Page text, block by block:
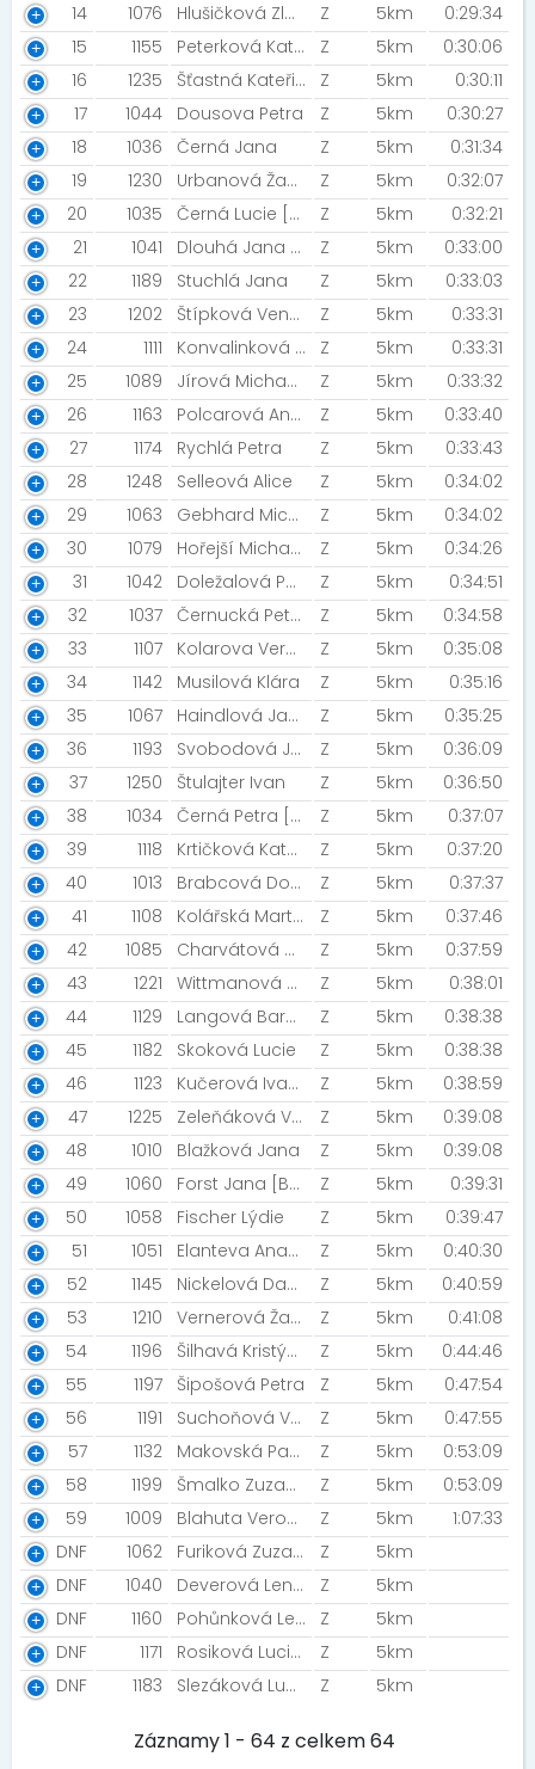
14
1076 Hlušičková Zlata [Třebívky] Z 5km
0:29:34
15
1155 Peterková Kateřina Z 5km
0:30:06
16
1235 Šťastná Kateřina [Yanfeng] Z 5km
0:30:11
17
1044 Dousova Petra Z 5km
0:30:27
18
1036 Černá Jana Z 5km
0:31:34
19
1230 Urbanová Žaneta [SRTG Most] Z 5km
0:32:07
20
1035 Černá Lucie [LASER DOGZ/Unipetrol] Z 5km
0:32:21
21
1041 Dlouhá Jana [Sama] Z 5km
0:33:00
22
1189 Stuchlá Jana Z 5km
0:33:03
23
1202 Štípková Vendula Z 5km
0:33:31
24
1111 Konvalinková Veronika Z 5km
0:33:31
25
1089 Jírová Michaela Z 5km
0:33:32
26
1163 Polcarová Anna [Bellis] Z 5km
0:33:40
27
1174 Rychlá Petra Z 5km
0:33:43
28
1248 Selleová Alice Z 5km
0:34:02
29
1063 Gebhard Michaela Z 5km
0:34:02
30
1079 Hořejší Michaela Z 5km
0:34:26
31
1042 Doležalová Petra [SRTG MOST ] Z 5km
0:34:51
32
1037 Černucká Petra Z 5km
0:34:58
33
1107 Kolarova Veronika Z 5km
0:35:08
34
1142 Musilová Klára Z 5km
0:35:16
35
1067 Haindlová Jana Z 5km
0:35:25
36
1193 Svobodová Jaroslava Z 5km
0:36:09
37
1250 Štulajter Ivan Z 5km
0:36:50
38
1034 Černá Petra [Laser dogz] Z 5km
0:37:07
39
1118 Krtičková Kateřina Z 5km
0:37:20
40
1013 Brabcová Dominika Z 5km
0:37:37
41
1108 Kolářská Martina Z 5km
0:37:46
42
1085 Charvátová Michaela [MIZUNO TEAM-ŠBV] Z 5km
0:37:59
43
1221 Wittmanová Michaela Z 5km
0:38:01
44
1129 Langová Barbora [Dream] Z 5km
0:38:38
45
1182 Skoková Lucie Z 5km
0:38:38
46
1123 Kučerová Ivana Z 5km
0:38:59
47
1225 Zeleňáková Veronika Z 5km
0:39:08
48
1010 Blažková Jana Z 5km
0:39:08
49
1060 Forst Jana [Bellis] Z 5km
0:39:31
50
1058 Fischer Lýdie Z 5km
0:39:47
51
1051 Elanteva Anastasiia [Fedorka ] Z 5km
0:40:30
52
1145 Nickelová Daniela Z 5km
0:40:59
53
1210 Vernerová Žaneta Z 5km
0:41:08
54
1196 Šilhavá Kristýna Z 5km
0:44:46
55
1197 Šipošová Petra Z 5km
0:47:54
56
1191 Suchoňová Veronika Z 5km
0:47:55
57
1132 Makovská Pavla [SRTG] Z 5km
0:53:09
58
1199 Šmalko Zuzana [Rozběháme Most] Z 5km
0:53:09
59
1009 Blahuta Veronika [Bellisky] Z 5km
1:07:33
DNF
1062 Furiková Zuzana Z
5km
DNF
1040 Deverová Lenka Z
5km
DNF
1160 Pohůnková Lenka Z
5km
DNF
1171 Rosiková Lucie [Rosikovi ] Z
5km
DNF
1183 Slezáková Lucie Z 5km
Záznamy 1 - 64 z celkem 64